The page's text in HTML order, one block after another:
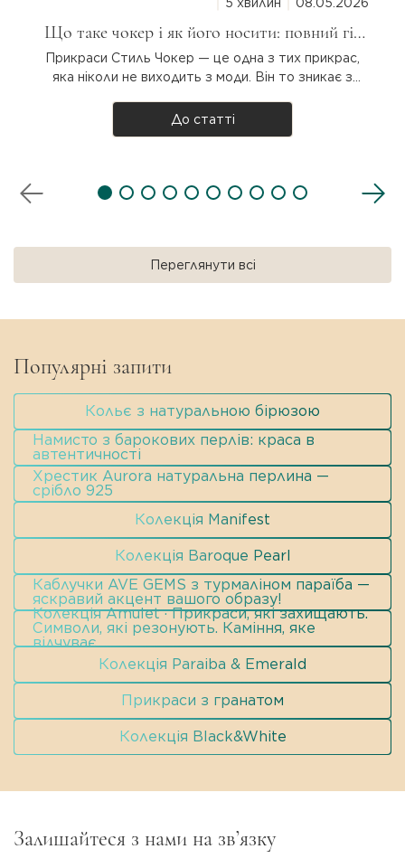
5 хвилин 08.05.2026
Що таке чокер і як його носити: повний гід
для дівчат
Прикраси Стиль Чокер — це одна з тих прикрас,
яка ніколи не виходить з моди. Він то зникає з
таке чокер насправді, звідки він узявся і як
носити? Розбираємося разом! Що таке чокер?
До статті
Переглянути всі
Популярні запити
Кольє з натуральною бірюзою
Намисто з барокових перлів: краса в
автентичності
Хрестик Aurora натуральна перлина —
срібло 925
Колекція Manifest
Колекція Baroque Pearl
Каблучки AVE GEMS з турмаліном параїба —
яскравий акцент вашого образу!
Колекція Amulet · Прикраси, які захищають.
Символи, які резонують. Каміння, яке
відчуває.
Колекція Paraiba & Emerald
Прикраси з гранатом
Колекція Black&White
Залишайтеся з нами на зв’язку